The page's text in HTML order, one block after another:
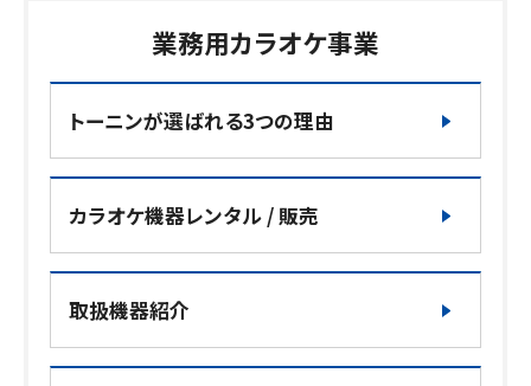
業務用カラオケ事業
トーニンが選ばれる3つの理由
カラオケ機器レンタル / 販売
取扱機器紹介